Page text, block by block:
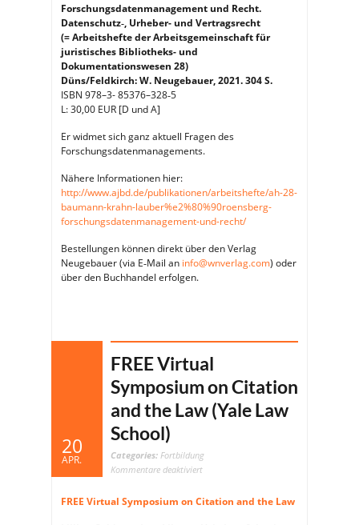
Forschungsdatenmanagement und Recht.
Datenschutz‑, Urheber- und Vertragsrecht
(= Arbeitshefte der Arbeitsgemeinschaft für
juristisches Bibliotheks- und
Dokumentationswesen 28)
Düns/Feldkirch: W. Neugebauer, 2021. 304 S.
ISBN 978–3- 85376–328‑5
L: 30,00 EUR [D und A]
Er widmet sich ganz aktuell Fragen des
Forschungsdatenmanagements.
Nähere Informationen hier:
http://www.ajbd.de/publikationen/arbeitshefte/ah-28-
baumann-krahn-lauber%e2%80%90roensberg-
forschungsdatenmanagement-und-recht/
Bestellungen können direkt über den Verlag
Neugebauer (via E‑Mail an info@wnverlag.com) oder
über den Buchhandel erfolgen.
20
APR.
FREE Virtual
Symposium on Citation
and the Law (Yale Law
School)
Categories: Fortbildung
Kommentare deaktiviertfür
on
Citation
FREE Virtual Symposium on Citation and the Law